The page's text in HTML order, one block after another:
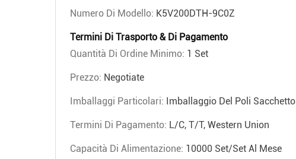
Numero Di Modello: K5V200DTH-9C0Z
Termini Di Trasporto & Di Pagamento
Quantità Di Ordine Minimo: 1 Set
Prezzo: Negotiate
Imballaggi Particolari: Imballaggio Del Poli
Termini Di Pagamento: L/C, T/T, Western Union
Capacità Di Alimentazione: 10000 Set/set Al Mese